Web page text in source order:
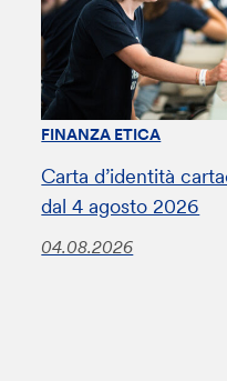
FINANZA ETICA
Carta d’identità
dal 4 agosto 2026
04.08.2026